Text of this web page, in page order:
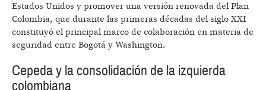
Estados Unidos y promover una versión renovada del Plan
Colombia, que durante las primeras décadas del siglo XXI
constituyó el principal marco de colaboración en materia de
seguridad entre Bogotá y Washington.
Cepeda y la consolidación de la izquierda
colombiana